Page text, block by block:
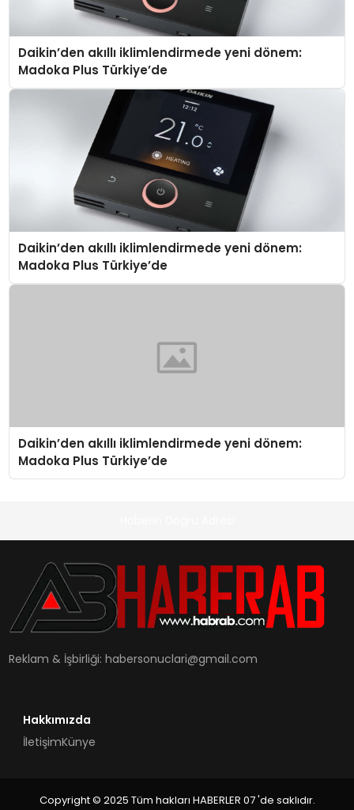
Daikin’den akıllı iklimlendirmede yeni dönem:
Madoka Plus Türkiye’de
Daikin’den akıllı iklimlendirmede yeni dönem:
Madoka Plus Türkiye’de
Daikin’den akıllı iklimlendirmede yeni dönem:
Madoka Plus Türkiye’de
Reklam & İşbirliği:habersonuclari@gmail.com
Hakkımızda
İletişimKünye
Copyright © 2025 Tüm hakları HABERLER 07 'de saklıdır.